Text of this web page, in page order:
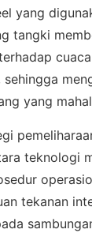
yang
tangki
yang
teknologi
tekanan
2